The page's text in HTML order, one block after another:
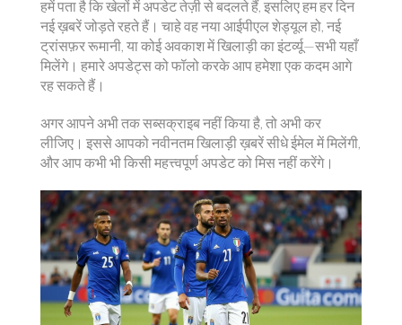
हमें पता है कि खेलों में अपडेट तेज़ी से बदलते हैं, इसलिए हम हर दिन
नई ख़बरें जोड़ते रहते हैं। चाहे वह नया आईपीएल शेड्यूल हो, नई
ट्रांसफ़र रूमानी, या कोई अवकाश में खिलाड़ी का इंटर्व्यू—सभी यहाँ
मिलेंगे। हमारे अपडेट्स को फॉलो करके आप हमेशा एक कदम आगे
रह सकते हैं।
अगर आपने अभी तक सब्सक्राइब नहीं किया है, तो अभी कर
लीजिए। इससे आपको नवीनतम खिलाड़ी ख़बरें सीधे ईमेल में मिलेंगी,
और आप कभी भी किसी महत्त्वपूर्ण अपडेट को मिस नहीं करेंगे।